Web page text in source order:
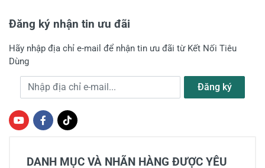
Đăng ký nhận tin ưu đãi
Hãy nhập địa chỉ e-mail để nhận tin ưu đãi từ Kết Nối Tiêu
Dùng
Địa chỉ e-mail Đăng ký
DANH MỤC VÀ NHÃN HÀNG ĐƯỢC YÊU